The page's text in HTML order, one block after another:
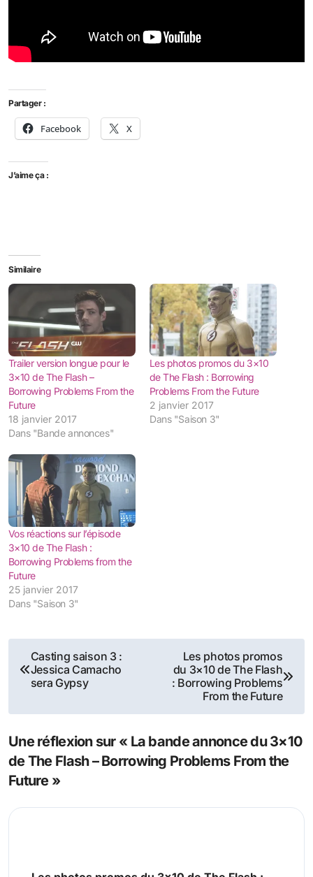
Partager :
Facebook X
J’aime ça :
Similaire
Trailer version longue pour le
3×10 de The Flash –
Borrowing Problems From the
Future
18 janvier 2017
Dans "Bande annonces"
Les photos promos du 3×10
de The Flash : Borrowing
Problems From the Future
2 janvier 2017
Dans "Saison 3"
Vos réactions sur l’épisode
3×10 de The Flash :
Borrowing Problems from the
Future
25 janvier 2017
Dans "Saison 3"
Navigation
de
l’article
Casting saison 3 :
Jessica Camacho
sera Gypsy
Les photos promos
du 3×10 de The Flash
: Borrowing Problems
From the Future
Une réflexion sur « La bande annonce du 3×10
de The Flash – Borrowing Problems From the
Future »